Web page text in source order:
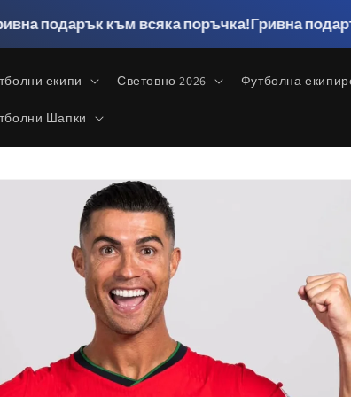
към всяка поръчка!Гривна подарък към
екипи Световно 2026 Футболна
Шапки